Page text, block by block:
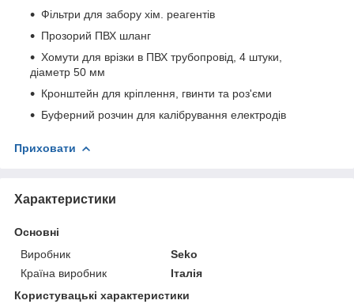
Фільтри для забору хім. реагентів
Прозорий ПВХ шланг
Хомути для врізки в ПВХ трубопровід, 4 штуки,
діаметр 50 мм
Кронштейн для кріплення, гвинти та роз'єми
Буферний розчин для калібрування електродів
Приховати
Характеристики
Основні
Виробник
Seko
Країна виробник
Італія
Користувацькі характеристики